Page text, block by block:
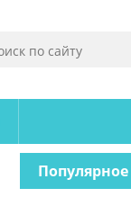
Популярное